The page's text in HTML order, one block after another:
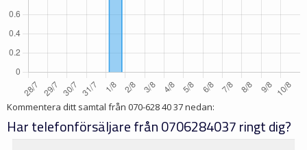
Kommentera ditt samtal från 070-628 40 37nedan:
Har telefonförsäljare från 0706284037 ringt dig?